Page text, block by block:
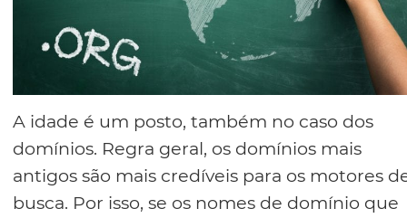
A idade é um posto, também no caso dos
domínios. Regra geral, os domínios mais
antigos são mais credíveis para os motores
busca. Por isso, se os nomes de domínio que